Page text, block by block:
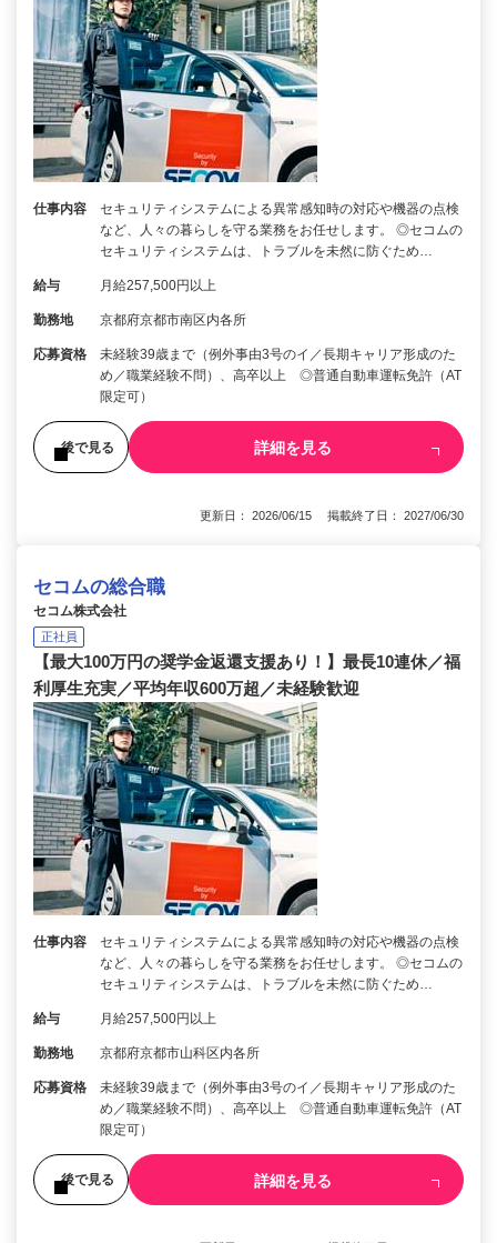
仕事内容
セキュリティシステムによる異常感知時の対応や機器の点検
など、人々の暮らしを守る業務をお任せします。 ◎セコムの
セキュリティシステムは、トラブルを未然に防ぐため…
給与 月給257,500円以上
勤務地 京都府京都市南区内各所
応募資格
未経験39歳まで（例外事由3号のイ／長期キャリア形成のた
め／職業経験不問）、高卒以上 ◎普通自動車運転免許（AT
限定可）
後で見る 詳細を見る
更新日： 2026/06/15 掲載終了日： 2027/06/30
セコムの総合職
セコム株式会社
正社員
【最大100万円の奨学金返還支援あり！】最長10連休／福
利厚生充実／平均年収600万超／未経験歓迎
仕事内容
セキュリティシステムによる異常感知時の対応や機器の点検
など、人々の暮らしを守る業務をお任せします。 ◎セコムの
セキュリティシステムは、トラブルを未然に防ぐため…
給与 月給257,500円以上
勤務地 京都府京都市山科区内各所
応募資格
未経験39歳まで（例外事由3号のイ／長期キャリア形成のた
め／職業経験不問）、高卒以上 ◎普通自動車運転免許（AT
限定可）
後で見る 詳細を見る